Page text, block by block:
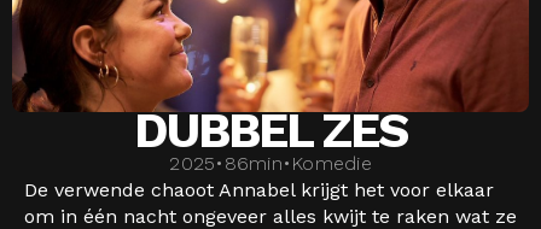
DUBBEL ZES
2025• 86min• Komedie
De verwende chaoot Annabel krijgt het voor elkaar
om in één nacht ongeveer alles kwijt te raken wat ze